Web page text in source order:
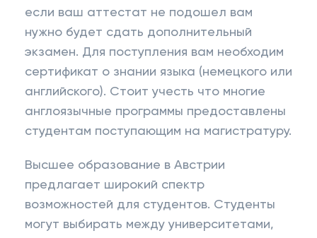
если ваш аттестат не подошел вам
нужно будет сдать дополнительный
экзамен. Для поступления вам необходим
сертификат о знании языка (немецкого или
английского). Стоит учесть что многие
англоязычные программы предоставлены
студентам поступающим на магистратуру.
Высшее образование в Австрии
предлагает широкий спектр
возможностей для студентов. Студенты
могут выбирать между университетами,